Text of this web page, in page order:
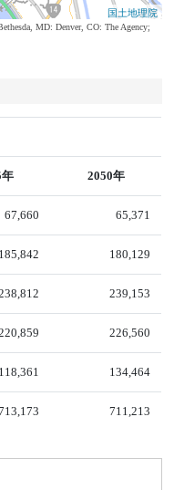
国土地理院
MD: Denver, CO: The Agency;
2050年
67,660 65,371
185,842 180,129
239,153
226,560
118,361 134,464
711,213